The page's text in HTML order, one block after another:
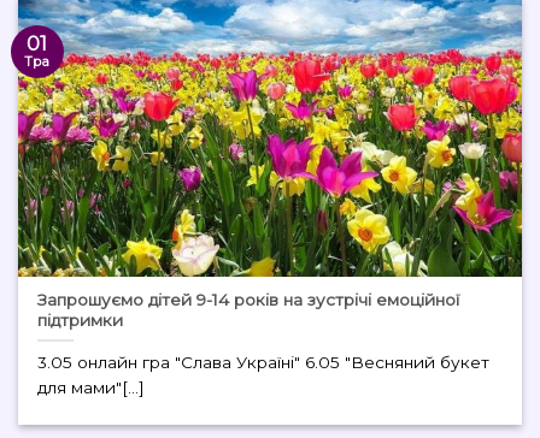
Запрошуємо дітей 9-14 років на зустрічі емоційної
підтримки
3.05 онлайн гра "Слава Україні" 6.05 "Весняний букет
для мами"[...]
01
Тра